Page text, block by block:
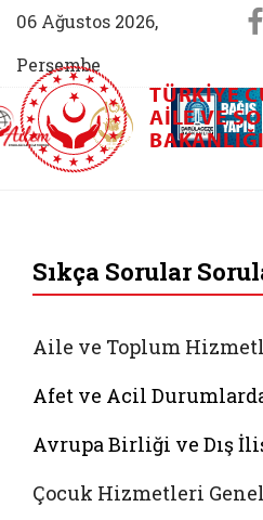
06 Ağustos 2026,
Perşembe
Aile (yeni sekmede açılır)
AİLEM İletişim Merkezi (yeni
Aile ve Nüfus On
TÜRKIYE
AILE VE
BAKANLIĞI
Sıkça Sorular
Aile ve Toplum
Afet ve Acil
Avrupa Birliği ve Dış
Çocuk Hizmetleri